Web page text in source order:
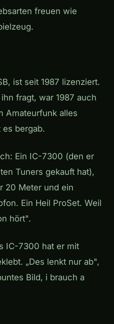
freuen wie
ist seit 1987 lizenziert.
fragt, war 1987 auch
Amateurfunk alles
es bergab.
Ein IC-7300 (den er
Tuners gekauft hat),
20 Meter und ein
Ein Heil ProSet. Weil
hört".
IC-7300 hat er mit
„Des lenkt nur ab",
Bild, i brauch a